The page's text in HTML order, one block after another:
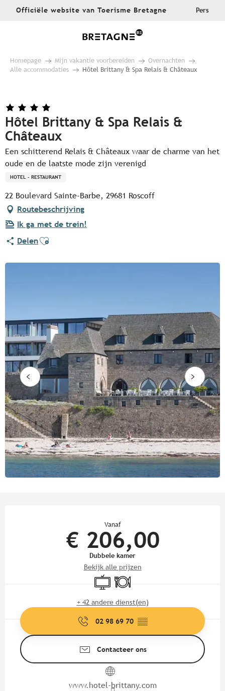
AllerOfficiële website van Toerisme Bretagne Pers
Homepage Mijn vakantie voorbereiden
Overnachten
Alle accommodaties
Hôtel Brittany & Spa Relais & Châteaux
Hôtel Brittany & Spa Relais &
Châteaux
Een schitterend Relais & Châteaux waar de charme van het
oude en de laatste mode zijn verenigd
HOTEL - RESTAURANT
22 Boulevard Sainte-Barbe, 29681 Roscoff
Routebeschrijving
Ik ga met de trein!
DelenAjouter aux favoris
Vanaf
€ 206,00
Dubbele kamer
Bekijk alle prijzen
TelevisieRestaurant
+ 42 andere dienst(en)
02 98 69 70 ▒▒
Contacteer ons
www.hotel-brittany.com